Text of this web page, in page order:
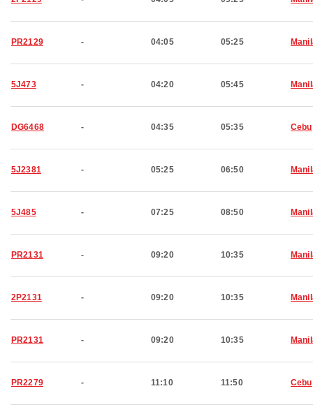
PR2129 - 04:05 05:25
5J473 - 04:20 05:45
DG6468 - 04:35 05:35 Cebu
5J2381 - 05:25 06:50
5J485 - 07:25 08:50
PR2131 - 09:20 10:35
2P2131 - 09:20 10:35
PR2131 - 09:20 10:35
PR2279 - 11:10 11:50 Cebu